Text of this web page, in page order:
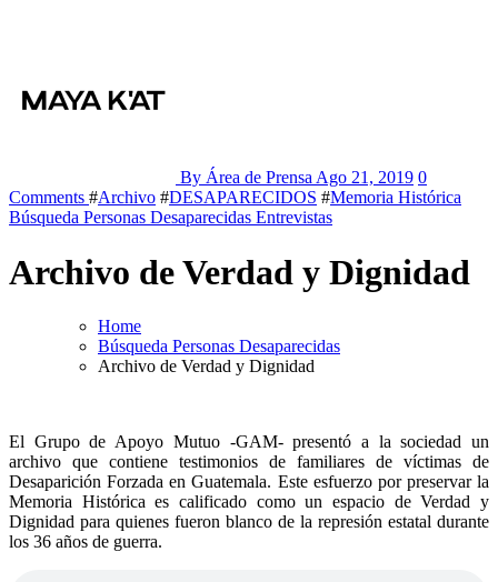
By Área de Prensa Ago 21, 2019 0
Comments #Archivo #DESAPARECIDOS #Memoria Histórica
Búsqueda Personas Desaparecidas Entrevistas
Archivo de Verdad y Dignidad
Home
Búsqueda Personas Desaparecidas
Archivo de Verdad y Dignidad
El Grupo de Apoyo Mutuo -GAM- presentó a la sociedad un
archivo que contiene testimonios de familiares de víctimas de
Desaparición Forzada en Guatemala. Este esfuerzo por preservar la
Memoria Histórica es calificado como un espacio de Verdad y
Dignidad para quienes fueron blanco de la represión estatal durante
los 36 años de guerra.